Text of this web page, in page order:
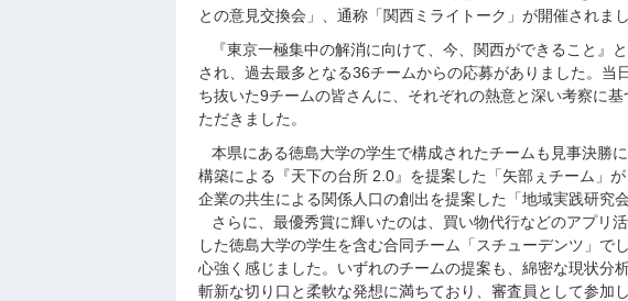
との意見交換会」、通称「関西ミライトーク」が開催されまし
『東京一極集中の解消に向けて、今、関西ができること』
され、過去最多となる36チームからの応募がありました。当
ち抜いた9チームの皆さんに、それぞれの熱意と深い考察に
ただきました。
本県にある徳島大学の学生で構成されたチームも見事決勝
構築による『天下の台所 2.0』を提案した「矢部ぇチーム」
企業の共生による関係人口の創出を提案した「地域実践研究
さらに、最優秀賞に輝いたのは、買い物代行などのアプリ
した徳島大学の学生を含む合同チーム「スチューデンツ」で
心強く感じました。いずれのチームの提案も、綿密な現状分
斬新な切り口と柔軟な発想に満ちており、審査員として参加